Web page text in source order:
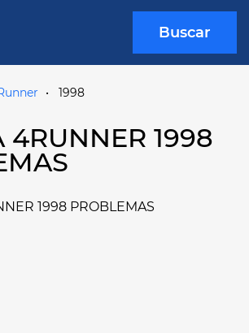
Buscar
1998
4RUNNER 1998